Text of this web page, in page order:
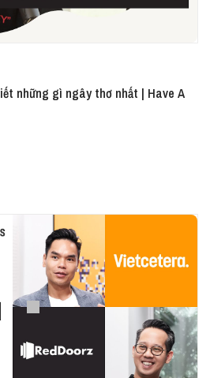
gì ngây thơ nhất | Have A